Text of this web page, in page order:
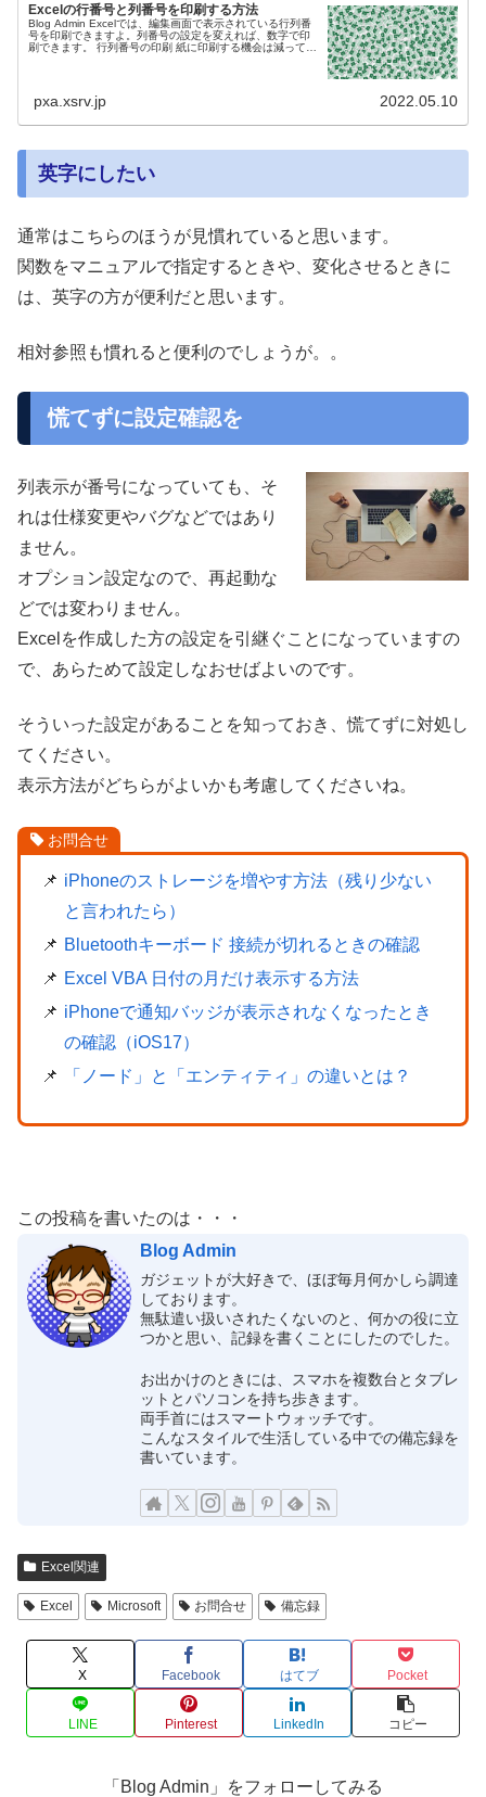
Excelの行番号と列番号を印刷する方法
Blog Admin Excelでは、編集画面で表示されている行列番
号を印刷できますよ。列番号の設定を変えれば、数字で印
刷できます。 行列番号の印刷 紙に印刷する機会は減ってい
pxa.xsrv.jp 2022.05.10
英字にしたい
通常はこちらのほうが見慣れていると思います。
関数をマニュアルで指定するときや、変化させるときに
は、英字の方が便利だと思います。
相対参照も慣れると便利のでしょうが。。
慌てずに設定確認を
列表示が番号になっていても、そ
れは仕様変更やバグなどではあり
ません。
オプション設定なので、再起動な
どでは変わりません。
Excelを作成した方の設定を引継ぐことになっていますの
で、あらためて設定しなおせばよいのです。
そういった設定があることを知っておき、慌てずに対処し
てください。
表示方法がどちらがよいかも考慮してくださいね。
お問合せ
iPhoneのストレージを増やす方法（残り少ない
と言われたら）
Bluetoothキーボード 接続が切れるときの確認
Excel VBA 日付の月だけ表示する方法
iPhoneで通知バッジが表示されなくなったとき
の確認（iOS17）
「ノード」と「エンティティ」の違いとは？
この投稿を書いたのは・・・
Blog Admin
ガジェットが大好きで、ほぼ毎月何かしら調達
しております。
無駄遣い扱いされたくないのと、何かの役に立
つかと思い、記録を書くことにしたのでした。
お出かけのときには、スマホを複数台とタブレ
ットとパソコンを持ち歩きます。
両手首にはスマートウォッチです。
こんなスタイルで生活している中での備忘録を
書いています。
Excel関連
Excel Microsoft お問合せ 備忘録
X Facebook はてブ Pocket
LINE Pinterest LinkedIn コピー
「Blog Admin」をフォローしてみる